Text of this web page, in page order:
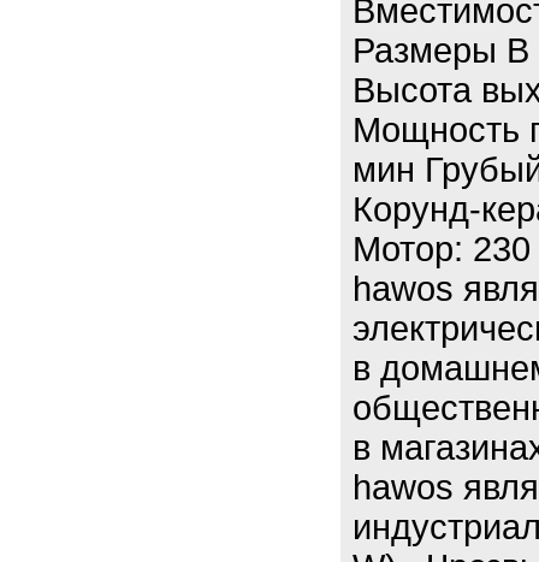
Размеры
Высота
Мощность
мин
Корунд-
Мотор:
hawos
в
в
hawos